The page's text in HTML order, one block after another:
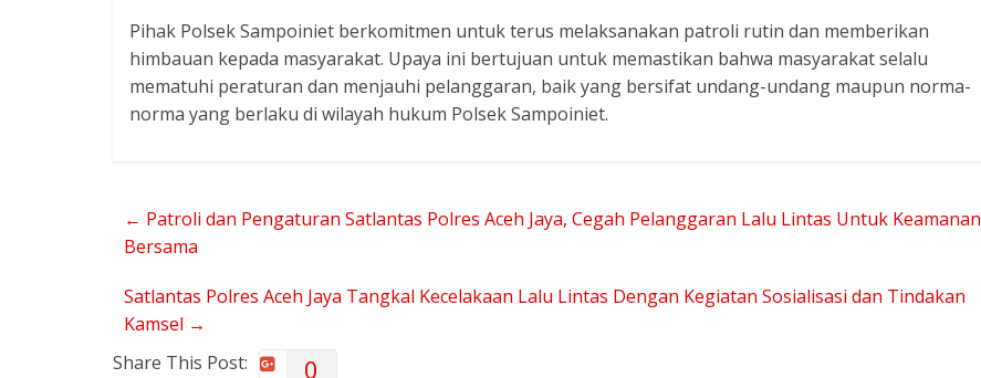
Pihak Polsek Sampoiniet berkomitmen untuk terus melaksanakan patroli rutin dan memberikan
himbauan kepada masyarakat. Upaya ini bertujuan untuk memastikan bahwa masyarakat selalu
mematuhi peraturan dan menjauhi pelanggaran, baik yang bersifat undang-undang maupun norma-
norma yang berlaku di wilayah hukum Polsek Sampoiniet.
← Patroli dan Pengaturan Satlantas Polres Aceh Jaya, Cegah Pelanggaran Lalu Lintas Untuk Keamanan
Bersama
Satlantas Polres Aceh Jaya Tangkal Kecelakaan Lalu Lintas Dengan Kegiatan Sosialisasi dan Tindakan
Kamsel →
Share This Post:
0